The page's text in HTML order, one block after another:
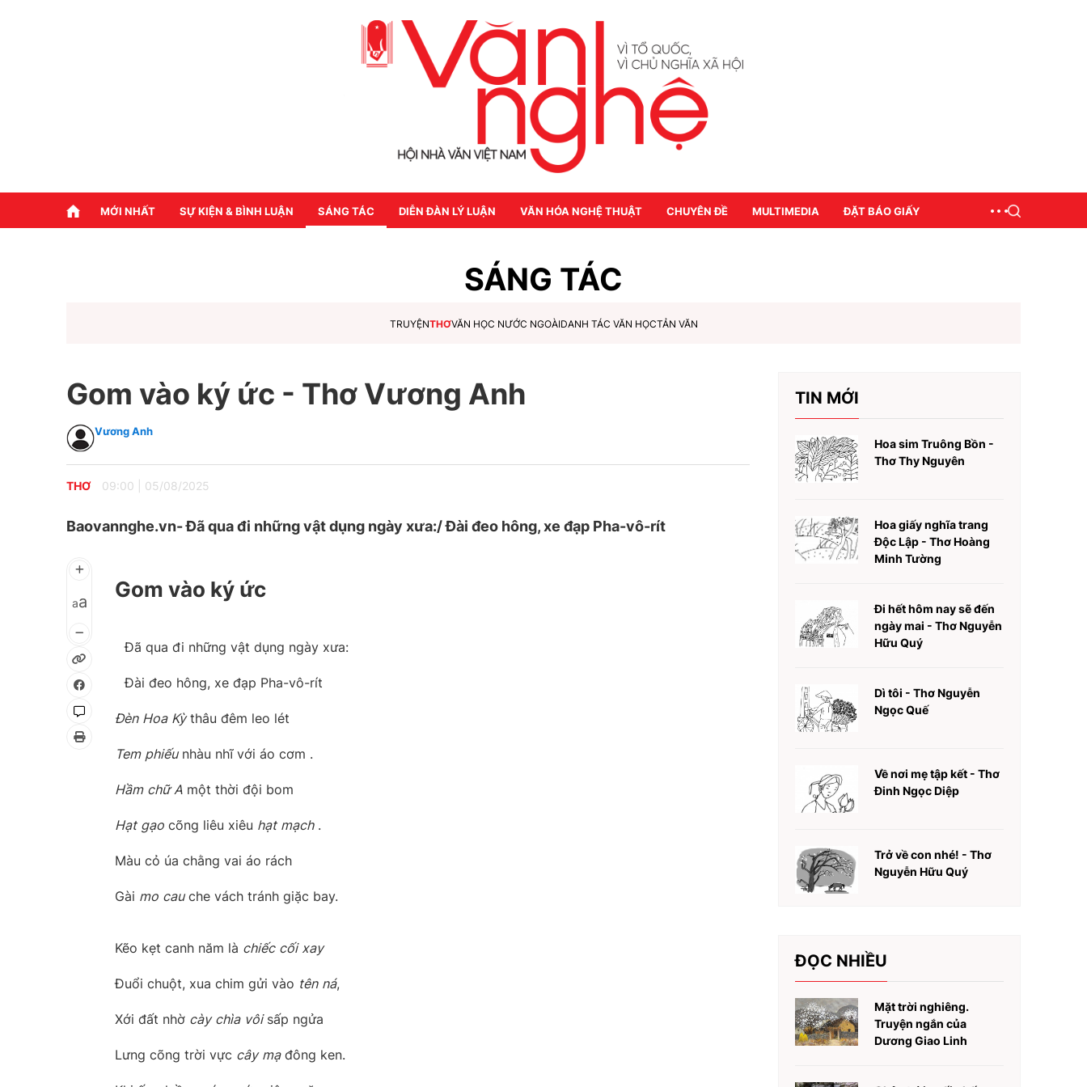
MỚI NHẤT SỰ KIỆN & BÌNH LUẬN SÁNG TÁC DIỄN ĐÀN LÝ LUẬN VĂN HÓA NGHỆ THUẬT CHUYÊN ĐỀ MULTIMEDIA ĐẶT BÁO GIẤY
SÁNG TÁC
TRUYỆNTHƠVĂN HỌC NƯỚC NGOÀIDANH TÁC VĂN HỌCTẢN VĂN
Gom vào ký ức - Thơ Vương Anh
Vương Anh
THƠ 09:00 05/08/2025
Baovannghe.vn- Đã qua đi những vật dụng ngày xưa:/ Đài đeo hông, xe đạp Pha-vô-rít
aa Gom vào ký ức
Đã qua đi những vật dụng ngày xưa:
Đài đeo hông, xe đạp Pha-vô-rít
Đèn Hoa Kỳthâu đêm leo lét
Tem phiếunhàu nhĩ với áo cơm .
Hầm chữ A một thời đội bom
Hạt gạo cõng liêu xiêu hạt mạch.
Màu cỏ úa chằng vai áo rách
Gài mo cauche vách tránh giặc bay.
Kẽo kẹt canh năm là chiếc cối xay
Đuổi chuột, xua chim gửi vào tên ná,
Xới đất nhờ cày chìa vôisấp ngửa
Lưng cõng trời vực cây mạđông ken.
TIN MỚI
Hoa sim Truông Bồn -
Thơ Thy Nguyên
Hoa giấy nghĩa trang
Độc Lập - Thơ Hoàng
Minh Tường
Đi hết hôm nay sẽ đến
ngày mai - Thơ Nguyễn
Hữu Quý
Dì tôi - Thơ Nguyễn
Ngọc Quế
Về nơi mẹ tập kết - Thơ
Đinh Ngọc Diệp
Trở về con nhé! - Thơ
Nguyễn Hữu Quý
ĐỌC NHIỀU
Mặt trời nghiêng.
Truyện ngắn của
Dương Giao Linh